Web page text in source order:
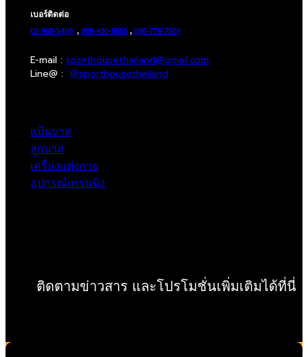
เบอร์ติดต่อ
02-968-5409 , 099-490-8555 , 086-776-7507
E-mail : sporthousethailand@gmail.com
Line@ : @sporthousethailand
แป้นบาส
ลูกบาส
เครื่องแต่งกาย
อุปกรณ์เทรนนิ่ง
ติดตามข่าวสาร และโปรโมชั่นเพิ่มเติมได้ที่นี่